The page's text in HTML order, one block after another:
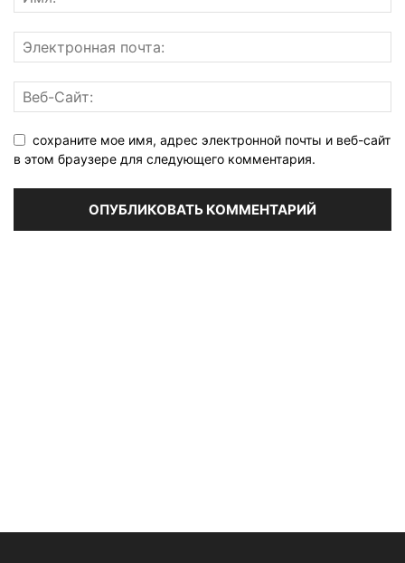
сохраните мое имя, адрес электронной почты и веб-сайт
в этом браузере для следующего комментария.